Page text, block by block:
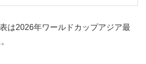
は2026年ワールドカップアジア最